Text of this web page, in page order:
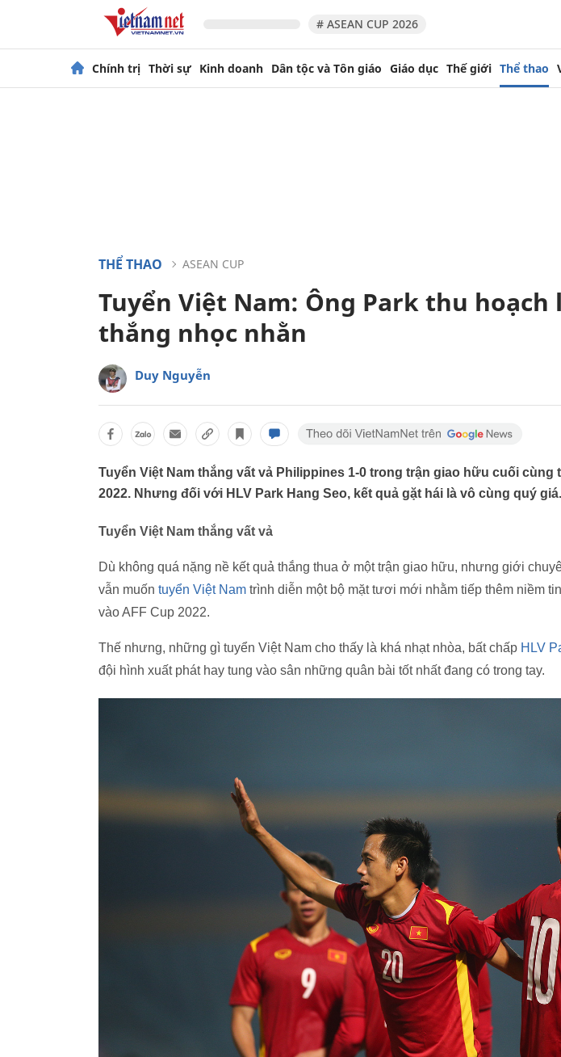
# ASEAN CUP 2026
Chính trị Thời sự Kinh doanh Dân tộc và Tôn giáo Giáo dục Thế giới Thể thao
THỂ THAO ASEAN CUP
Tuyển Việt Nam: Ông Park thu
thắng nhọc nhằn
Duy Nguyễn
Tuyển Việt Nam thắng vất vả Philippines 1-0 trong trận giao hữu cuối cùng
2022. Nhưng đối với HLV Park Hang Seo, kết quả gặt hái là vô cùng quý giá.
Tuyển Việt Nam thắng vất vả
Dù không quá nặng nề kết quả thắng thua ở một trận giao hữu, nhưng giới
vẫn muốn tuyển Việt Nam trình diễn một bộ mặt tươi mới nhằm tiếp thêm niềm
vào AFF Cup 2022.
Thế nhưng, những gì tuyển Việt Nam cho thấy là khá nhạt nhòa, bất chấp HLV
đội hình xuất phát hay tung vào sân những quân bài tốt nhất đang có trong tay.